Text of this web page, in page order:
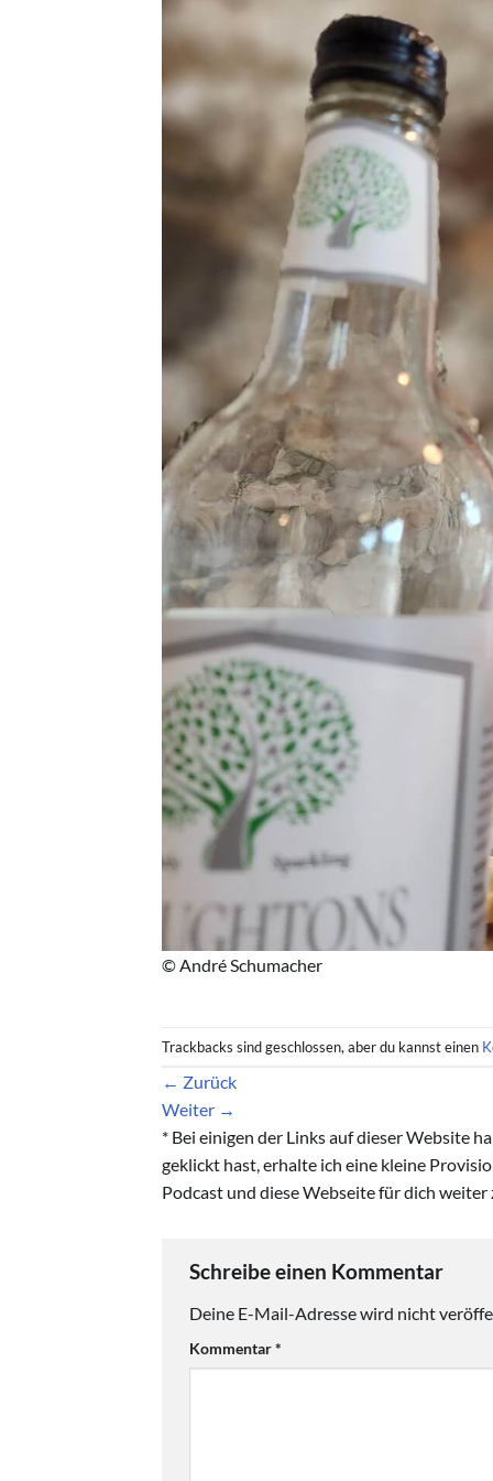
© André Schumacher
Trackbacks sind geschlossen, aber du kannst einen
← Zurück
Weiter →
* Bei einigen der Links auf dieser Website
geklickt hast, erhalte ich eine kleine
Podcast und diese Webseite für dich
Schreibe einen Kommentar
Deine E-Mail-Adresse wird nicht
Kommentar*